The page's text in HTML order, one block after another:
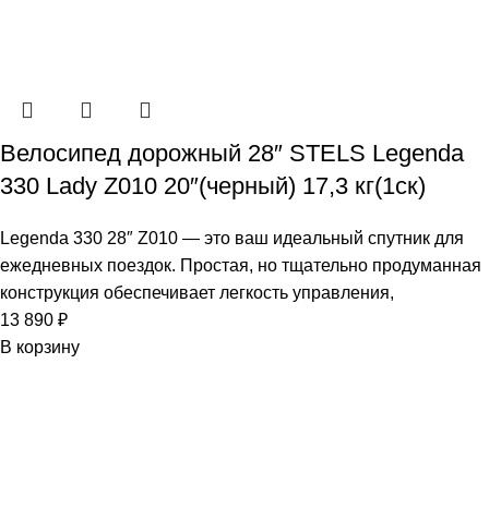
Велосипед дорожный 28″ STELS Legenda
330 Lady Z010 20″(черный) 17,3 кг(1ск)
Legenda 330 28″ Z010 — это ваш идеальный спутник для
ежедневных поездок. Простая, но тщательно продуманная
конструкция обеспечивает легкость управления,
13 890 ₽
В корзину